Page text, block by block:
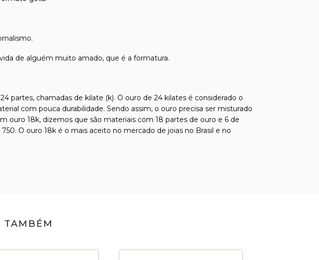
de alguém muito amado, que é a formatura.
partes, chamadas de kilate (k). O ouro de 24 kilates é considerado o
com pouca durabilidade. Sendo assim, o ouro precisa ser misturado
ouro 18k, dizemos que são materiais com 18 partes de ouro e 6 de
O ouro 18k é o mais aceito no mercado de joias no Brasil e no